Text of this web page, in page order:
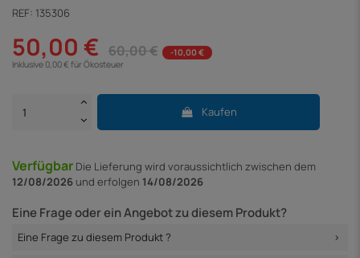
REF: 135306
50,00 € 60,00 €
-10,00 €
Inklusive 0,00 € für Ökosteuer
Kaufen
Verfügbar Die Lieferung wird voraussichtlich zwischen dem
12/08/2026 und erfolgen 14/08/2026
Eine Frage oder ein Angebot zu diesem Produkt?
Eine Frage zu diesem Produkt ?